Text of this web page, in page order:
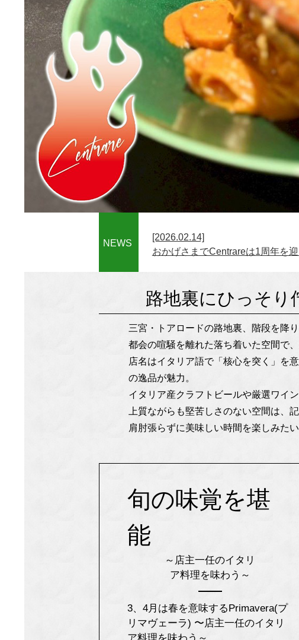
NEWS
[2026.02.14]
おかげさまでCentrareは1周年を迎
路地裏にひっそり
三宮・トアロードの路地裏、階段を降
都会の喧騒を離れた落ち着いた空間で
店名はイタリア語で「核心を突く」を
の逸品が魅力。
イタリア産クラフトビールや厳選ワイ
上質ながらも堅苦しさのない空間は、
肩肘張らずに美味しい時間を楽しみた
旬の味覚を堪
能
～店主一任のイタリ
ア料理を味わう～
3、4月は春を意味するPrimavera(プ
リマヴェーラ) 〜店主一任のイタリ